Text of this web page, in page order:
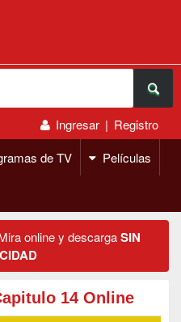
Ingresar | Registro
de TV Películas
online y descargaSIN
14 Online